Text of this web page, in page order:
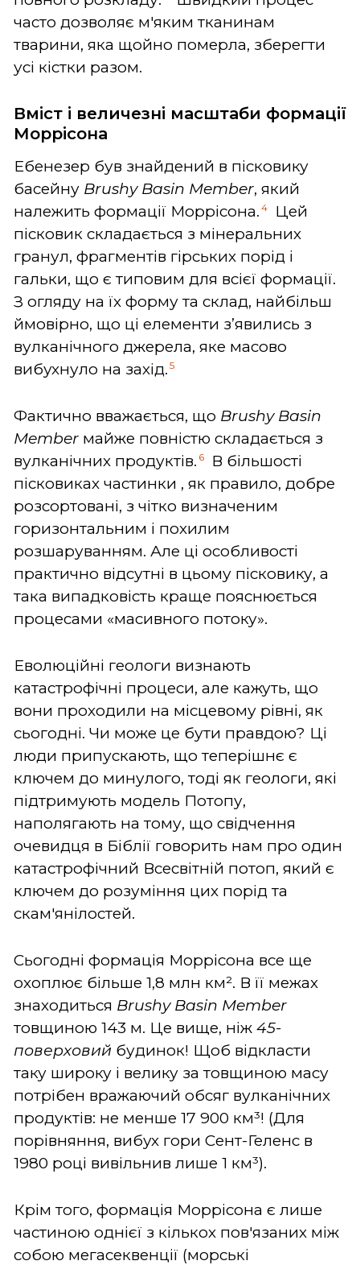
часто дозволяє м'яким тканинам
тварини, яка щойно померла, зберегти
усі кістки разом.
Вміст і величезні масштаби формації
Моррісона
Ебенезер був знайдений в пісковику
басейну Brushy Basin Member, який
належить формації Моррісона. 4
Цей
пісковик складається з мінеральних
гранул, фрагментів гірських порід і
гальки, що є типовим для всієї формації.
З огляду на їх форму та склад, найбільш
ймовірно, що ці елементи з’явились з
вулканічного джерела, яке масово
вибухнуло на захід. 5
Фактично вважається, що Brushy Basin
Member майже повністю складається з
вулканічних продуктів. 6
В більшості
пісковиках частинки , як правило, добре
розсортовані, з чітко визначеним
горизонтальним і похилим
розшаруванням. Але ці особливості
практично відсутні в цьому пісковику, а
така випадковість краще пояснюється
процесами «масивного потоку».
Еволюційні геологи визнають
катастрофічні процеси, але кажуть, що
вони проходили на місцевому рівні, як
сьогодні. Чи може це бути правдою? Ці
люди припускають, що теперішнє є
ключем до минулого, тоді як геологи, які
підтримують модель Потопу,
наполягають на тому, що свідчення
очевидця в Біблії говорить нам про один
катастрофічний Всесвітній потоп, який є
ключем до розуміння цих порід та
скам'янілостей.
Сьогодні формація Моррісона все ще
охоплює більше 1,8 млн км². В її межах
знаходиться Brushy Basin Member
товщиною 143 м. Це вище, ніж 45-
поверховий будинок! Щоб відкласти
таку широку і велику за товщиною масу
потрібен вражаючий обсяг вулканічних
продуктів: не менше 17 900 км³! (Для
порівняння, вибух гори Сент-Геленс в
1980 році вивільнив лише 1 км³).
Крім того, формація Моррісона є лише
частиною однієї з кількох пов'язаних між
собою мегасеквенції (морські